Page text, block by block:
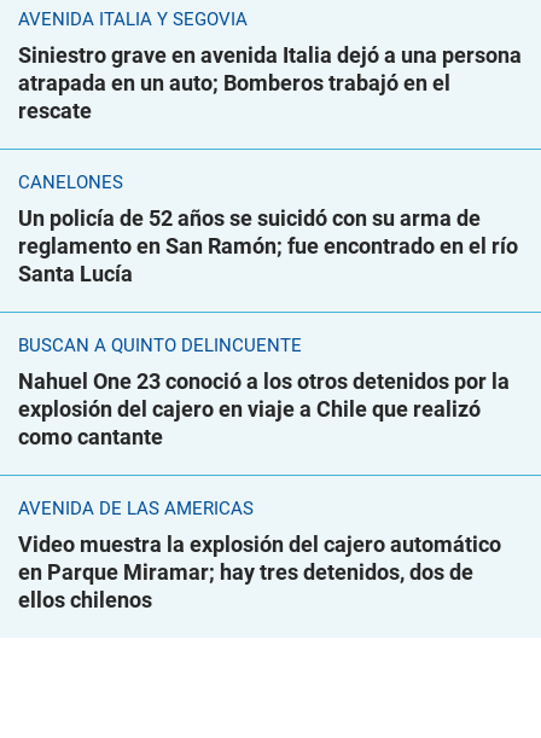
AVENIDA ITALIA Y SEGOVIA
Siniestro grave en avenida Italia dejó a una persona
atrapada en un auto; Bomberos trabajó en el
rescate
CANELONES
Un policía de 52 años se suicidó con su arma de
reglamento en San Ramón; fue encontrado en el río
Santa Lucía
BUSCAN A QUINTO DELINCUENTE
Nahuel One 23 conoció a los otros detenidos por la
explosión del cajero en viaje a Chile que realizó
como cantante
AVENIDA DE LAS AMÉRICAS
Video muestra la explosión del cajero automático
en Parque Miramar; hay tres detenidos, dos de
ellos chilenos